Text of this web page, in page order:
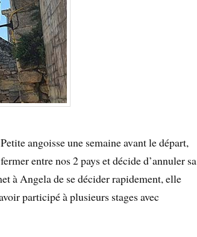
angoisse une semaine avant le départ,
entre nos 2 pays et décide d’annuler sa
à Angela de se décider rapidement, elle
participé à plusieurs stages avec